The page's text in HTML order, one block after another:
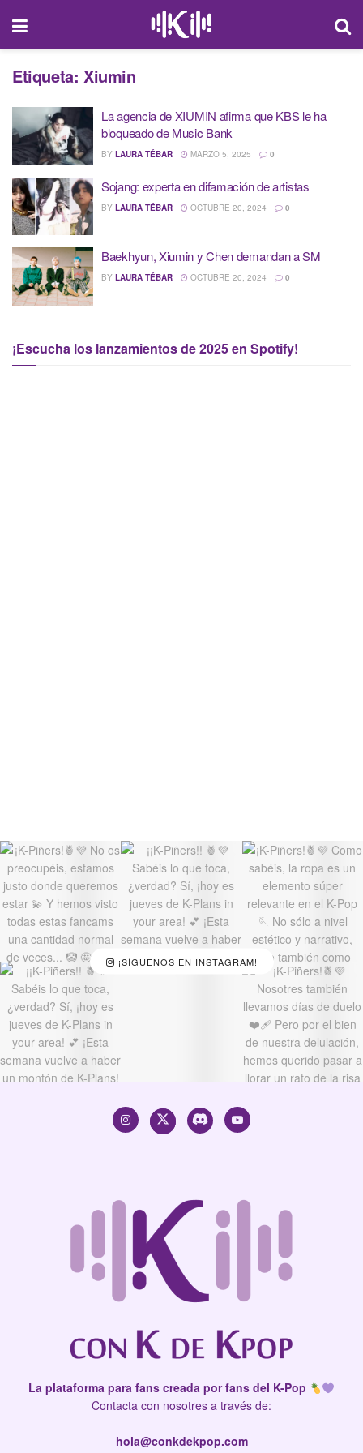
Etiqueta: Xiumin
La agencia de XIUMIN afirma que KBS le ha
bloqueado de Music Bank
BY LAURA TÉBAR MARZO 5, 2025 0
Sojang: experta en difamación de artistas
BY LAURA TÉBAR OCTUBRE 20, 2024 0
Baekhyun, Xiumin y Chen demandan a SM
BY LAURA TÉBAR OCTUBRE 20, 2024 0
¡Escucha los lanzamientos de 2025 en Spotify!
¡SÍGUENOS EN INSTAGRAM!
La plataforma para fans creada por fans del K-Pop
Contacta con nosotres a través de:
hola@conkdekpop.com